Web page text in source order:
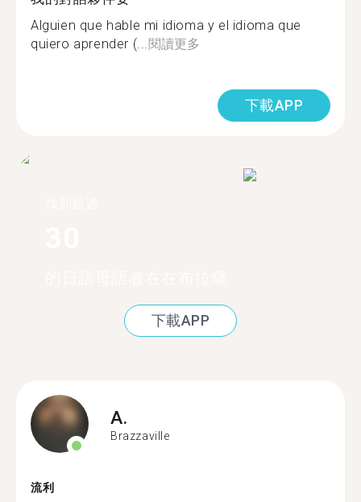
Alguien que hable mi idioma y el idioma que
quiero aprender (...閱讀更多
下載APP
下載APP
A.
Brazzaville
流利